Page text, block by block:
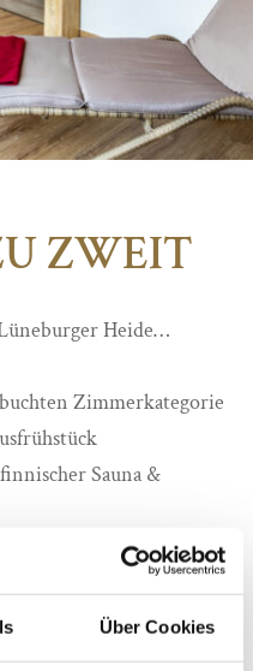
Über Cookies
ZWEIT
Heide…
Zimmerkategorie
Sauna &
auf dem
den ersten beiden